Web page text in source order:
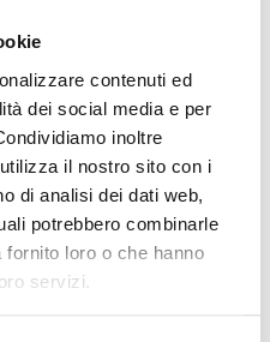
contenuti ed
dei social media e per
inoltre
il nostro sito con i
di analisi dei dati web,
potrebbero combinarle
loro o che hanno
servizi.